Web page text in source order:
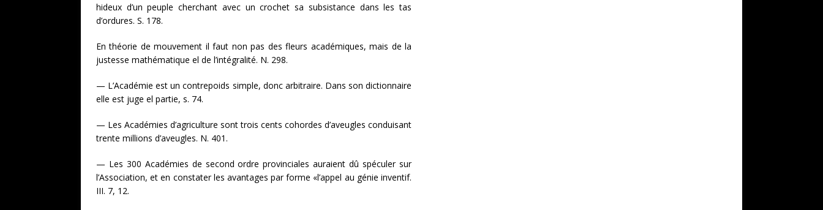
hideux d’un peuple cherchant avec un crochet sa subsistance dans les tas
d’ordures. S. 178.
En théorie de mouvement il faut non pas des fleurs académiques, mais de la
justesse mathématique el de l’intégralité. N. 298.
— L’Académie est un contrepoids simple, donc arbitraire. Dans son dictionnaire
elle est juge el partie, s. 74.
— Les Académies d’agriculture sont trois cents cohordes d’aveugles conduisant
trente millions d’aveugles. N. 401.
— Les 300 Académies de second ordre provinciales auraient dû spéculer sur
l’Association, et en constater les avantages par forme «l’appel au génie inventif.
III. 7, 12.